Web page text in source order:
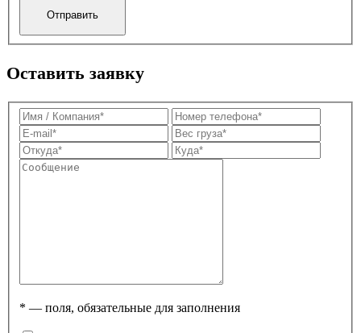
Оставить заявку
* — поля, обязательные для заполнения